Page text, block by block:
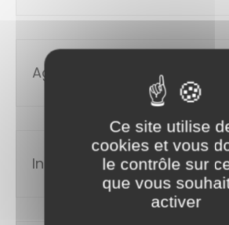
Agents contractuels de
Intégration directe
Ce site utilise
cookies et vous
le contrôle sur
que vous
activer